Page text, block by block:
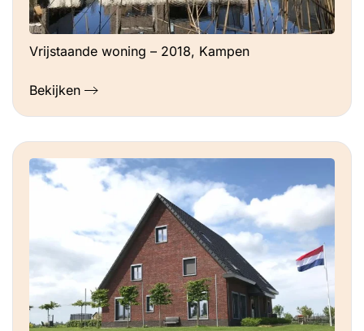
Vrijstaande woning – 2018, Kampen
Bekijken